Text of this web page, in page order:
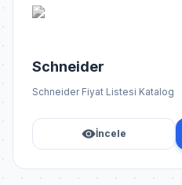
Schneider
Schneider Fiyat Listesi Katalog
İncele